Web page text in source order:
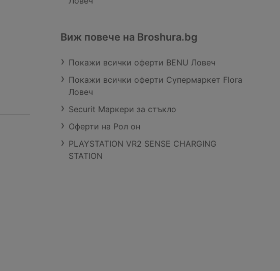
Виж повече на Broshura.bg
Покажи всички оферти BENU Ловеч
Покажи всички оферти Супермаркет Flora
Ловеч
Securit Маркери за стъкло
Оферти на Рол он
PLAYSTATION VR2 SENSE CHARGING
STATION